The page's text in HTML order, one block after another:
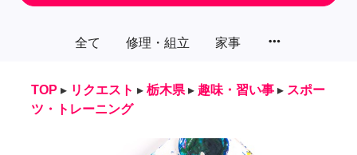
全て 修理・組立 家事 more_horiz
TOP ▸ リクエスト ▸ 栃木県 ▸ 趣味・習い事 ▸ スポー
ツ・トレーニング